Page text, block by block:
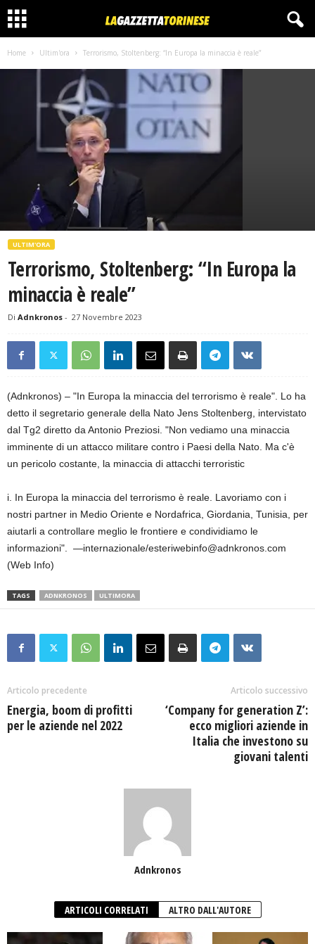
Home Ultim'ora Terrorismo, Stoltenberg: “In Europa la minaccia è reale”
ULTIM'ORA
Terrorismo, Stoltenberg: “In Europa la
minaccia è reale”
Di Adnkronos - 27 Novembre 2023
(Adnkronos) – "In Europa la minaccia del terrorismo è reale". Lo ha
detto il segretario generale della Nato Jens Stoltenberg, intervistato
dal Tg2 diretto da Antonio Preziosi. "Non vediamo una minaccia
imminente di un attacco militare contro i Paesi della Nato. Ma c'è
un pericolo costante, la minaccia di attacchi terroristic
i. In Europa la minaccia del terrorismo è reale. Lavoriamo con i
nostri partner in Medio Oriente e Nordafrica, Giordania, Tunisia, per
aiutarli a controllare meglio le frontiere e condividiamo le
informazioni". —internazionale/esteriwebinfo@adnkronos.com
(Web Info)
TAGS ADNKRONOS ULTIMORA
Articolo precedente
Energia, boom di profitti
per le aziende nel 2022
Articolo successivo
‘Company for generation Z’:
ecco migliori aziende in
Italia che investono su
giovani talenti
Adnkronos
ARTICOLI CORRELATI ALTRO DALL'AUTORE